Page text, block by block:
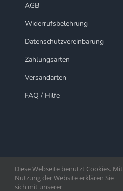
AGB
Widerrufsbelehrung
Datenschutzvereinbarung
Zahlungsarten
Versandarten
FAQ / Hilfe
Diese Webseite benutzt Cookies. Mit
Nutzung der Website erklären Sie
sich mit unserer